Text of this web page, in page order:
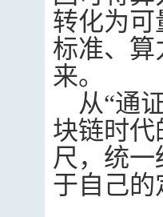
转化为
标准、
来。
从“通
块链时代
尺，统
于自己的